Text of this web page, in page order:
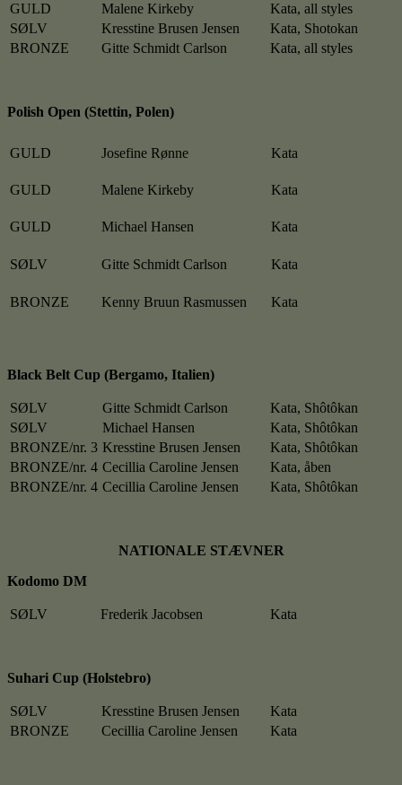
GULD Malene Kirkeby
Kata, all styles
SØLV
Kresstine Brusen Jensen
Kata, Shotokan
BRONZE
Gitte Schmidt Carlson Kata, all styles
Polish Open (Stettin, Polen)
GULD Josefine Rønne Kata
GULD Malene Kirkeby Kata
GULD Michael Hansen Kata
SØLV Gitte Schmidt Carlson Kata
BRONZE Kenny Bruun Rasmussen Kata
Black Belt Cup (Bergamo, Italien)
SØLV Gitte Schmidt Carlson
Kata, Shôtôkan
SØLV
Michael Hansen
Kata, Shôtôkan
BRONZE/nr. 3 Kresstine Brusen Jensen
Kata, Shôtôkan
BRONZE/nr. 4 Cecillia Caroline Jensen
Kata, åben
BRONZE/nr. 4 Cecillia Caroline Jensen Kata, Shôtôkan
NATIONALE STÆVNER
Kodomo DM
SØLV Frederik Jacobsen Kata
Suhari Cup (Holstebro)
SØLV Kresstine Brusen Jensen
Kata
BRONZE
Cecillia Caroline Jensen Kata